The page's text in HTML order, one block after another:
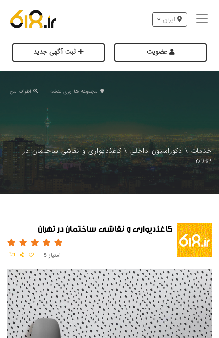
ایران
عضویت ثبت آگهی جدید
مجموعه ها روی نقشه اطراف من
خدمات\دکوراسیون داخلی \کاغذدیواری و نقاشی ساختمان در
تهران
کاغذدیواری و نقاشی ساختمان در تهران
امتیاز 5